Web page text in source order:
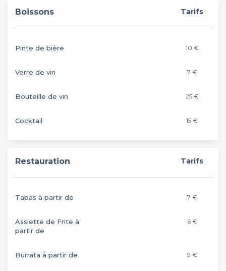
Boissons Tarifs
Pinte de bière 10 €
Verre de vin 7 €
Bouteille de vin 25 €
Cocktail 15 €
Restauration Tarifs
Tapas à partir de 7 €
Assiette de Frite à
partir de
6 €
Burrata à partir de 9 €